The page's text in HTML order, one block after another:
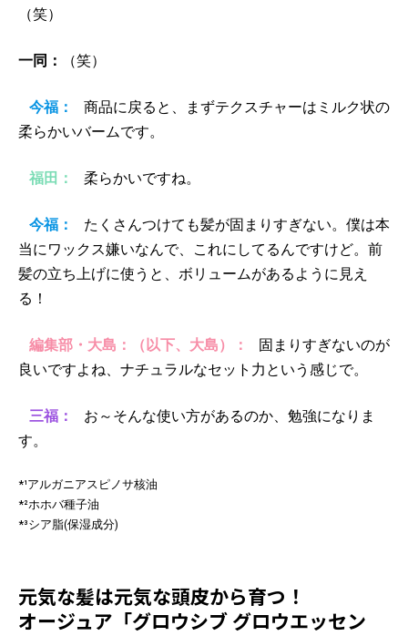
（笑）
一同： （笑）
今福：
商品に戻ると、まずテクスチャーはミルク状の
柔らかいバームです。
福田： 柔らかいですね。
今福：
たくさんつけても髪が固まりすぎない。僕は本
当にワックス嫌いなんで、これにしてるんですけど。前
髪の立ち上げに使うと、ボリュームがあるように見え
る！
編集部・大島：（以下、大島）：
固まりすぎないのが
良いですよね、ナチュラルなセット力という感じで。
三福：
お～そんな使い方があるのか、勉強になりま
す。
*¹アルガニアスピノサ核油
*²ホホバ種子油
*³シア脂(保湿成分)
元気な髪は元気な頭皮から育つ！
オージュア「グロウシブ グロウエッセン